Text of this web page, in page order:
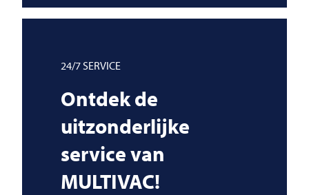
24/7 SERVICE
Ontdek de
uitzonderlijke
service van
MULTIVAC!